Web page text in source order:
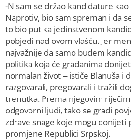
-Nisam se držao kandidature
Naprotiv, bio sam spreman i da
to bio put ka jedinstvenom
pobjedi nad ovom vlašću. Jer
najvažnije da samo budem
politika koja će građanima
normalan život – ističe Blanuša i
razgovarali, pregovarali i tražili
trenutka. Prema njegovim
odgovorni ljudi, tako se gradi
zdrave snage koje mogu donijeti
promjene Republici Srpskoj.